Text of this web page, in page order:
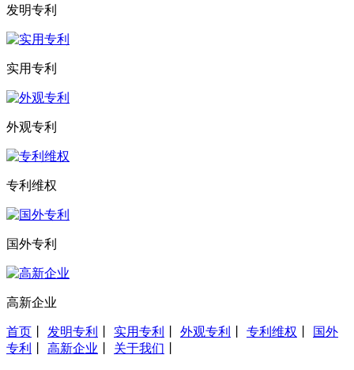
发明专利
实用专利
外观专利
专利维权
国外专利
高新企业
首页 发明专利 实用专利 外观专利 专利维权
国外
专利
高新企业 关于我们